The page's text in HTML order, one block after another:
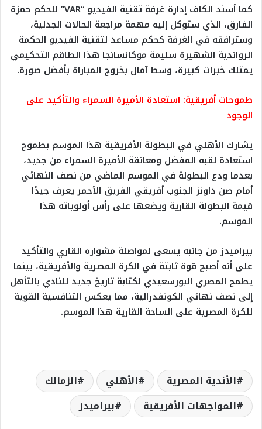
كما أسند الكاف إدارة غرفة تقنية الفيديو “VAR” للحكم حمزة
الفارق، الذي ستوكل إليه مهمة مراجعة الحالات الجدلية،
وسترافقه في الغرفة كحكم مساعد لتقنية الفيديو الحكمة
الرواندية الشهيرة سليمة موكانسانجا هذا الطاقم التحكيمي
يمتلك خبرات كبيرة، وسط آمال بخروج المباراة بأفضل صورة.
طموحات أفريقية: استعادة الأميرة السمراء والتأكيد على
الوجود
يشارك الأهلي في البطولة الأفريقية هذا الموسم بطموح
استعادة لقبه المفضل ومعانقة الأميرة السمراء من جديد،
بعدما ودع البطولة في الموسم الماضي من نصف النهائي
أمام صن داونز الجنوب أفريقي الفريق الأحمر يعرف جيدًا
قيمة البطولة القارية ويضعها على رأس أولوياته هذا
الموسم.
بيراميدز من جانبه يسعى لمواصلة مشواره القاري والتأكيد
على أنه أصبح قوة ثابتة في الكرة المصرية والأفريقية، بينما
يطمح المصري البورسعيدي لكتابة تاريخ جديد للنادي بالتأهل
إلى نصف نهائي الكونفدرالية، مما يعكس التنافسية القوية
للكرة المصرية على الساحة القارية هذا الموسم.
الأندية المصرية الأهلي
الزمالك
المواجهات الأفريقية
بيراميدز